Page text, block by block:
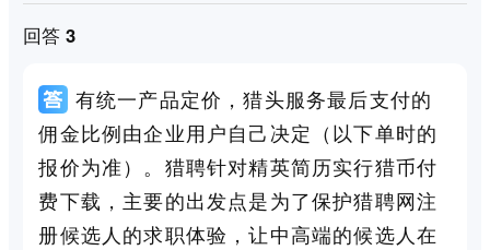
回答 3
有统一产品定价，猎头服务最后支付的
佣金比例由企业用户自己决定（以下单时的
报价为准）。猎聘针对精英简历实行猎币付
费下载，主要的出发点是为了保护猎聘网注
册候选人的求职体验，让中高端的候选人在